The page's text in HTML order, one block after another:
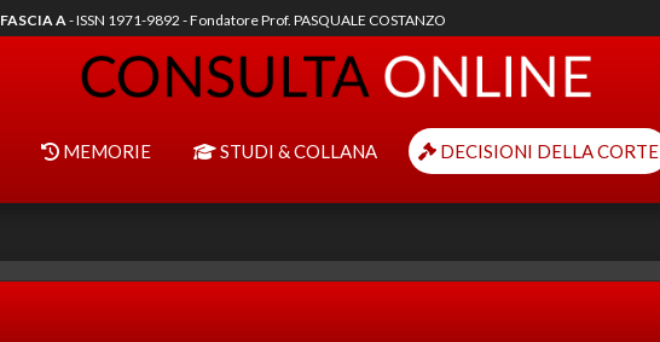
FASCIA A- ISSN 1971-9892 - Fondatore Prof. PASQUALE COSTANZO
MEMORIE STUDI & COLLANA DECISIONI DELLA CORTE